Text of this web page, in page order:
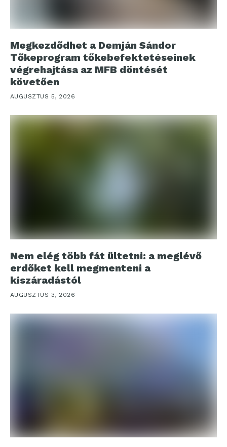
Megkezdődhet a Demján Sándor
Tőkeprogram tőkebefektetéseinek
végrehajtása az MFB döntését
követően
AUGUSZTUS 5, 2026
Nem elég több fát ültetni: a meglévő
erdőket kell megmenteni a
kiszáradástól
AUGUSZTUS 3, 2026